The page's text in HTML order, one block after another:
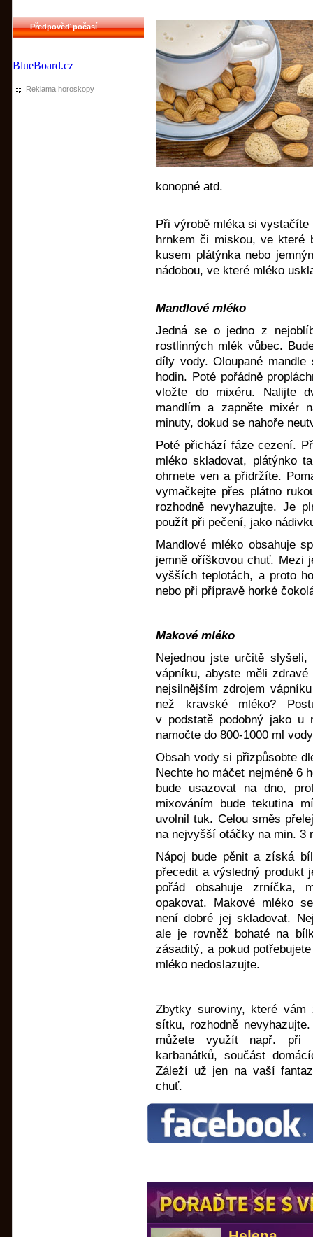
Předpověď počasí
BlueBoard.cz
Reklama horoskopy
konopné atd.
Při výrobě mléka si
hrnkem či miskou, ve které
kusem plátýnka nebo
nádobou, ve které mléko
Mandlové mléko
Jedná se o jedno z
rostlinných mlék vůbec.
díly vody. Oloupané
hodin. Poté pořádně
vložte do mixéru. Nalijte
mandlím a zapněte mixér
minuty, dokud se nahoře
Poté přichází fáze cezení.
mléko skladovat, plátýnko
ohrnete ven a přidržíte.
vymačkejte přes plátno
rozhodně nevyhazujte. Je
použít při pečení, jako
Mandlové mléko obsahuje
jemně oříškovou chuť. Mezi
vyšších teplotách, a proto
nebo při přípravě horké
Makové mléko
Nejednou jste určitě
vápníku, abyste měli
nejsilnějším zdrojem
než kravské mléko?
v podstatě podobný jako u
namočte do 800-1000 ml
Obsah vody si přizpůsobte
Nechte ho máčet nejméně 6
bude usazovat na dno,
mixováním bude tekutina
uvolnil tuk. Celou směs
na nejvyšší otáčky na min. 3
Nápoj bude pěnit a získá
přecedit a výsledný produkt
pořád obsahuje zrníčka,
opakovat. Makové mléko
není dobré jej skladovat.
ale je rovněž bohaté na
zásaditý, a pokud
mléko nedoslazujte.
Zbytky suroviny, které
sítku, rozhodně
můžete využít např. při
karbanátků, součást
Záleží už jen na vaší
chuť.